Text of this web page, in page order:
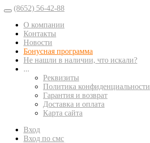
(8652) 56-42-88
О компании
Контакты
Новости
Бонусная программа
Не нашли в наличии, что искали?
...
Реквизиты
Политика конфиденциальности
Гарантия и возврат
Доставка и оплата
Карта сайта
Вход
Вход по смс